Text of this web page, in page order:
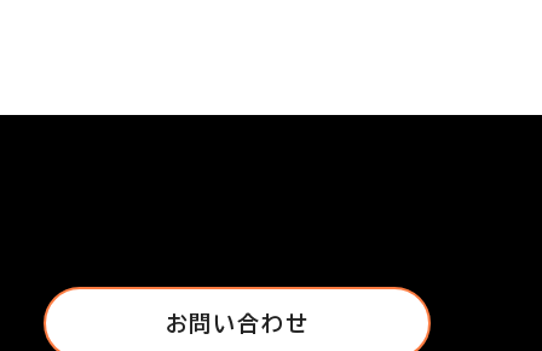
お問い合わせ